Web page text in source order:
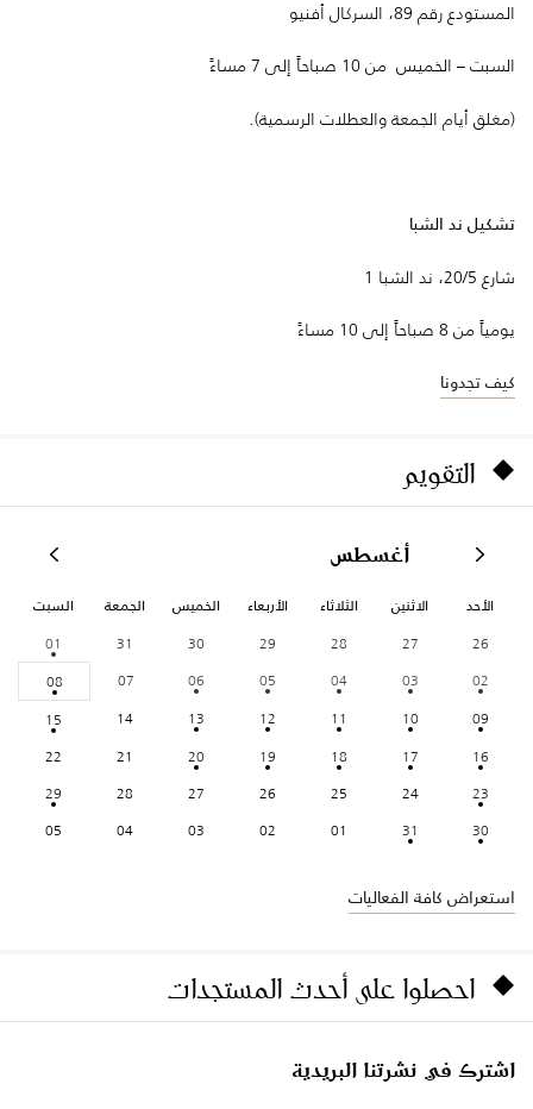
المستودع رقم 89، السركال أفنيو
السبت – الخميس من 10 صباحاً إلى 7 مساءً
(مغلق أيام الجمعة والعطلات الرسمية).
تشكيل ند الشبا
شارع 20/5، ند الشبا 1
يومياً من 8 صباحاً إلى 10 مساءً
كيف تجدونا
التقويم
أغسطس
الأحد الاثنين الثلاثاء الأربعاء الخميس الجمعة السبت
26
27
28
29
30
31
01
02
03
04
05
06
07
08
09
10
11
12
13
14
15
16
17
18
19
20
21
22
23
24
25
26
27
28
29
30
31
01
02
03
04
05
استعراض كافة الفعاليات
احصلوا على أحدث المستجدات
اشترك في نشرتنا البريدية